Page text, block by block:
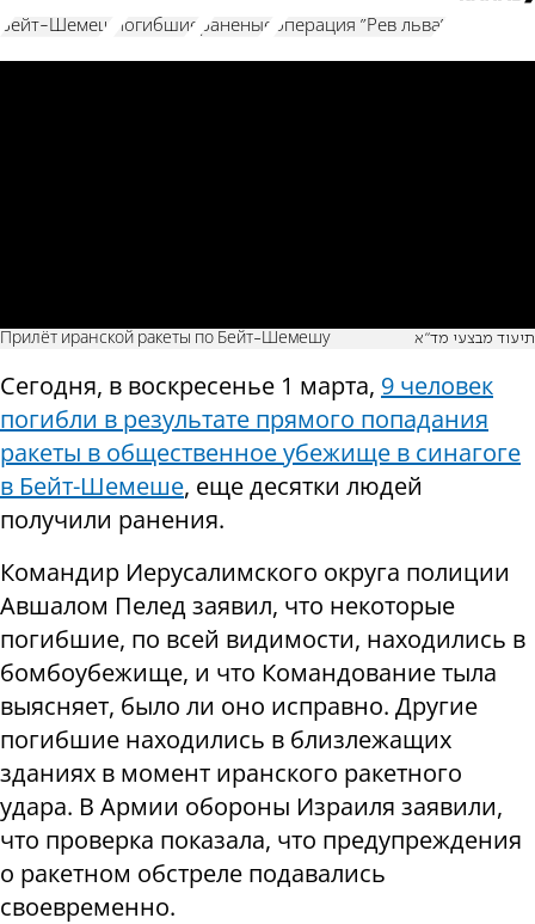
Бейт-Шемеш погибшие раненые операция "Рев льва"
Прилёт иранской ракеты по Бейт-Шемешу תיעוד מבצעי מד"א
Сегодня, в воскресенье 1 марта, 9 человек
погибли в результате прямого попадания
ракеты в общественное убежище в синагоге
в Бейт-Шемеше, еще десятки людей
получили ранения.
Командир Иерусалимского округа полиции
Авшалом Пелед заявил, что некоторые
погибшие, по всей видимости, находились в
бомбоубежище, и что Командование тыла
выясняет, было ли оно исправно. Другие
погибшие находились в близлежащих
зданиях в момент иранского ракетного
удара. В Армии обороны Израиля заявили,
что проверка показала, что предупреждения
о ракетном обстреле подавались
своевременно.